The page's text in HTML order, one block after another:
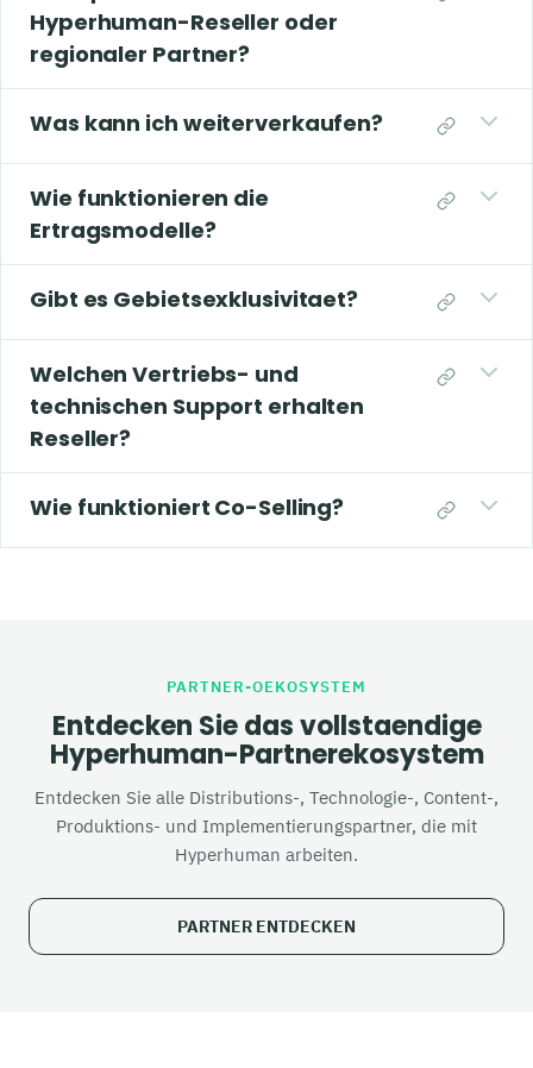
Hyperhuman-Reseller oder
regionaler Partner?
Was kann ich weiterverkaufen?
Wie funktionieren die
Ertragsmodelle?
Gibt es Gebietsexklusivitaet?
Welchen Vertriebs- und
technischen Support erhalten
Reseller?
Wie funktioniert Co-Selling?
PARTNER-OEKOSYSTEM
Entdecken Sie das vollstaendige
Hyperhuman-Partnerekosystem
Entdecken Sie alle Distributions-, Technologie-, Content-,
Produktions- und Implementierungspartner, die mit
Hyperhuman arbeiten.
PARTNER ENTDECKEN